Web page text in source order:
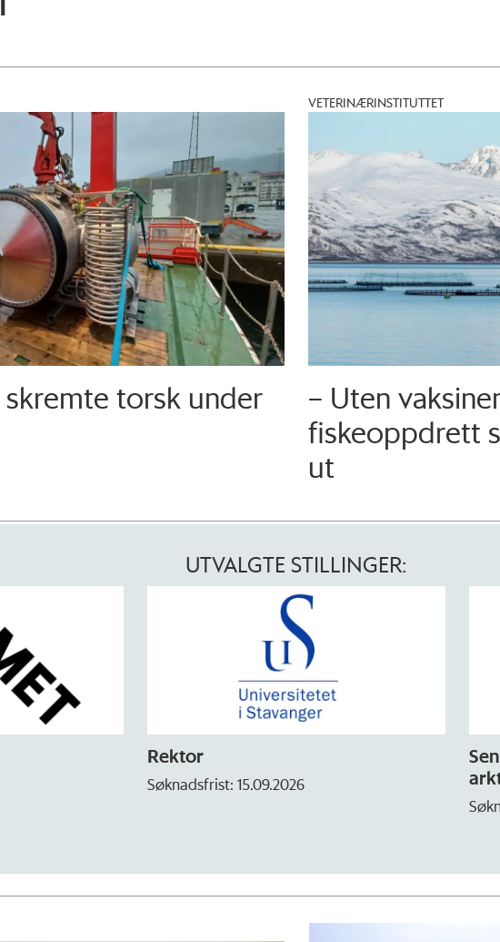
torsk under
VETERINÆRINSTITUTTET
– Uten
fiskeoppdrett
ut
UTVALGTE STILLINGER:
Søknadsfrist: 15.09.2026
Seniorforsker
Søknadsfrist: